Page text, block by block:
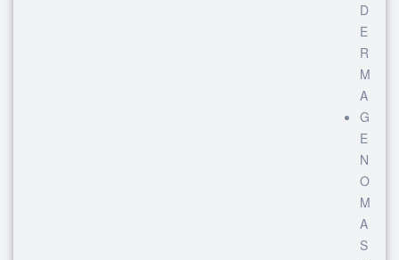
D
E
R
M
A
G
E
N
O
M
A
S